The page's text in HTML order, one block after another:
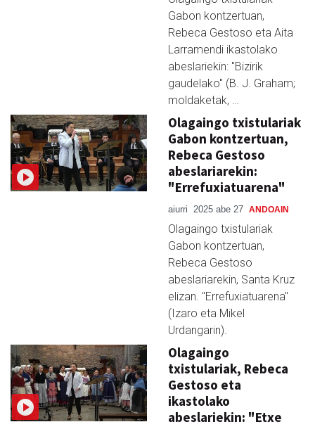
Gabon kontzertuan,
Rebeca Gestoso eta Aita
Larramendi ikastolako
abeslariekin: "Bizirik
gaudelako" (B. J. Graham;
moldaketak, …
Olagaingo txistulariak
Gabon kontzertuan,
Rebeca Gestoso
abeslariarekin:
"Errefuxiatuarena"
aiurri 2025 abe 27 ANDOAIN
Olagaingo txistulariak
Gabon kontzertuan,
Rebeca Gestoso
abeslariarekin, Santa Kruz
elizan. "Errefuxiatuarena"
(Izaro eta Mikel
Urdangarin).
Olagaingo
txistulariak, Rebeca
Gestoso eta
ikastolako
abeslariekin: "Etxe